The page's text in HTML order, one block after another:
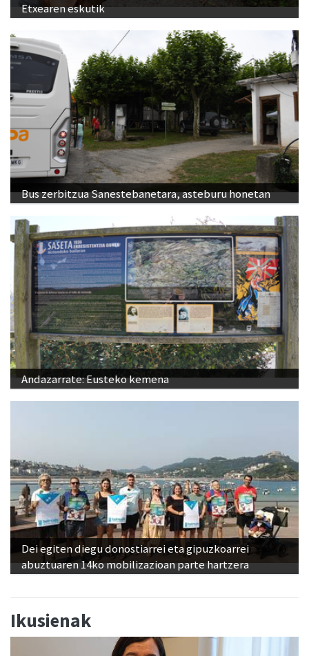
Etxearen eskutik
Bus zerbitzua Sanestebanetara, asteburu honetan
Andazarrate: Eusteko kemena
Dei egiten diegu donostiarrei eta gipuzkoarrei
abuztuaren 14ko mobilizazioan parte hartzera
Ikusienak